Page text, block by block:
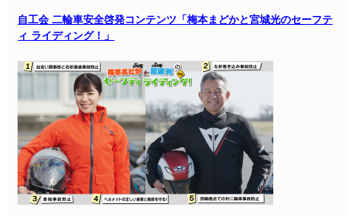
自工会 二輪車安全啓発コンテンツ「梅本まどかと宮城光のセーフテ
ィ ライディング！」